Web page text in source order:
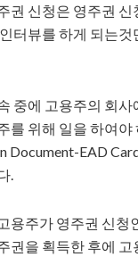
권 신청은 영주권
터뷰를 하게 되는
중에 고용주의 회
를 위해 일을 하여
Document-EAD
.
용주가 영주권 신
권을 획득한 후에